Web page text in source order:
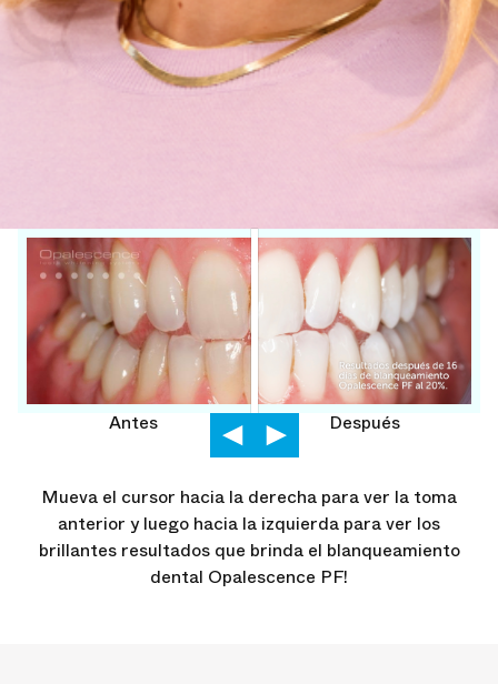
Antes Después
Mueva el cursor hacia la derecha para ver la toma
anterior y luego hacia la izquierda para ver los
brillantes resultados que brinda el blanqueamiento
dental Opalescence PF!